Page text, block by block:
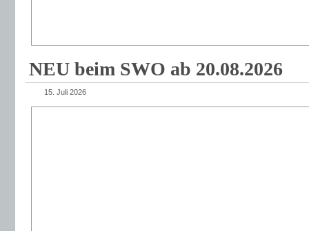
NEU beim SWO ab 20.08.2026
15. Juli 2026